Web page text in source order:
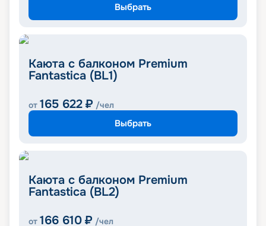
Выбрать
Каюта с балконом Premium
Fantastica (BL1)
от 165 622 ₽ /чел
Выбрать
Каюта с балконом Premium
Fantastica (BL2)
от 166 610 ₽ /чел